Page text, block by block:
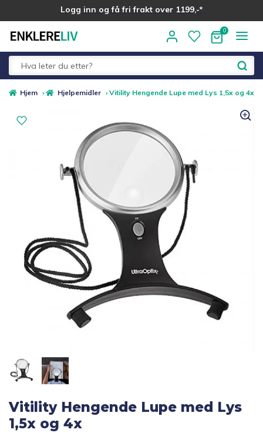
Logg inn og få fri frakt over 1199,-*
Alle kategorier
Fold
Medlemstilbud
Merker
Gavetips
Hjem › Hjelpemidler › Vitility Hengende Lupe med Lys 1,5x og 4x
Vitility Hengende Lupe med Lys
1,5x og 4x